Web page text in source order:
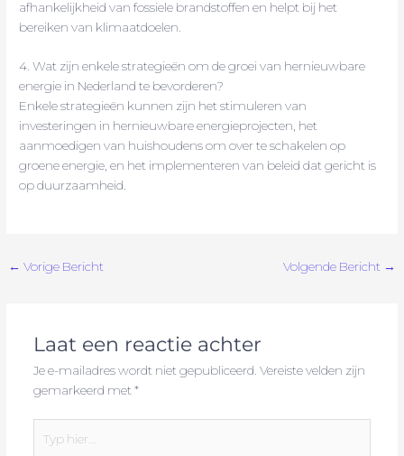
afhankelijkheid van fossiele brandstoffen en helpt bij het
bereiken van klimaatdoelen.
4. Wat zijn enkele strategieën om de groei van hernieuwbare
energie in Nederland te bevorderen?
Enkele strategieën kunnen zijn het stimuleren van
investeringen in hernieuwbare energieprojecten, het
aanmoedigen van huishoudens om over te schakelen op
groene energie, en het implementeren van beleid dat gericht is
op duurzaamheid.
← Vorige Bericht Volgende Bericht →
Laat een reactie achter
Je e-mailadres wordt niet gepubliceerd. Vereiste velden zijn
gemarkeerd met *
hier...